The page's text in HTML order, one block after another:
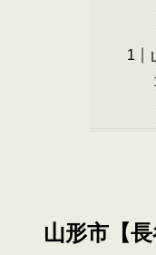
山形市【長